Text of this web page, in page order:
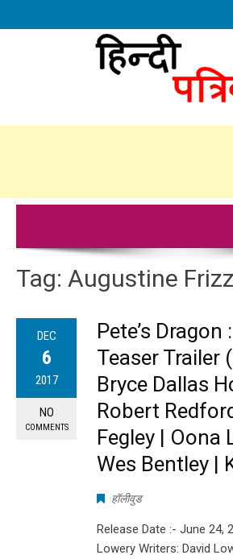
Tag: Augustine
DEC
6
2017
NO
COMMENTS
Pete’s Dragon
Teaser Trailer
Bryce Dallas
Robert
Fegley | Oona
Wes Bentley |
हॉलीवुड
Release Date :- June 24,
Lowery Writers: David